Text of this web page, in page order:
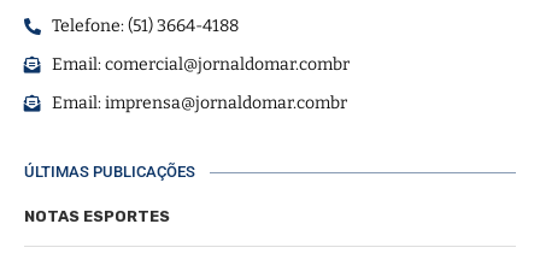
Telefone: (51) 3664-4188
Email:comercial@jornaldomar.combr
Email:imprensa@jornaldomar.combr
ÚLTIMAS PUBLICAÇÕES
NOTAS ESPORTES